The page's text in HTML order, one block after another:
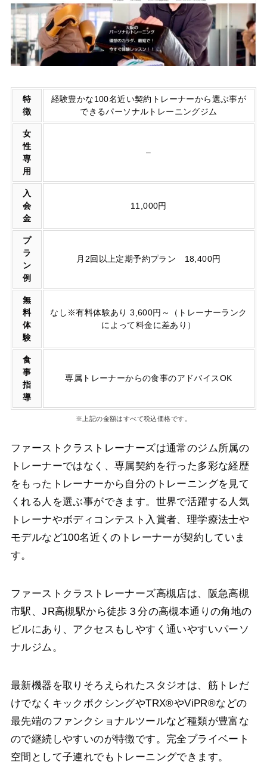
特
徴
経験豊かな100名近い契約トレーナーから選ぶ事が
できるパーソナルトレーニングジム
女
性
専
用
–
入
会
金
11,000円
プ
ラ
ン
例
月2回以上定期予約プラン 18,400円
無
料
体
験
なし※有料体験あり 3,600円～（トレーナーランク
によって料金に差あり）
食
事
指
導
専属トレーナーからの食事のアドバイスOK
※上記の金額はすべて税込価格です。
ファーストクラストレーナーズは通常のジム所属の
トレーナーではなく、専属契約を行った多彩な経歴
をもったトレーナーから自分のトレーニングを見て
くれる人を選ぶ事ができます。世界で活躍する人気
トレーナやボディコンテスト入賞者、理学療法士や
モデルなど100名近くのトレーナーが契約していま
す。
ファーストクラストレーナーズ高槻店は、阪急高槻
市駅、JR高槻駅から徒歩３分の高槻本通りの角地の
ビルにあり、アクセスもしやすく通いやすいパーソ
ナルジム。
最新機器を取りそろえられたスタジオは、筋トレだ
けでなくキックボクシングやTRX®やViPR®などの
最先端のファンクショナルツールなど種類が豊富な
ので継続しやすいのが特徴です。完全プライベート
空間として子連れでもトレーニングできます。